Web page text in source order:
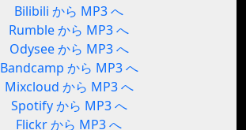
Bilibili から MP3 へ
Rumble から MP3 へ
Odysee から MP3 へ
Bandcamp から MP3 へ
Mixcloud から MP3 へ
Spotify から MP3 へ
Flickr から MP3 へ